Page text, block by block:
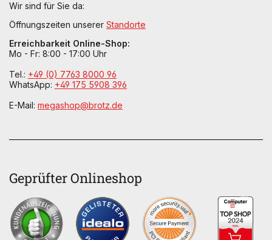
Wir sind für Sie da:
Öffnungszeiten unserer Standorte
Erreichbarkeit Online-Shop:
Mo - Fr: 8:00 - 17:00 Uhr
Tel.: +49 (0) 7763 8000 96
WhatsApp: +49 175 5908 396
E-Mail: megashop@brotz.de
Geprüfter Onlineshop